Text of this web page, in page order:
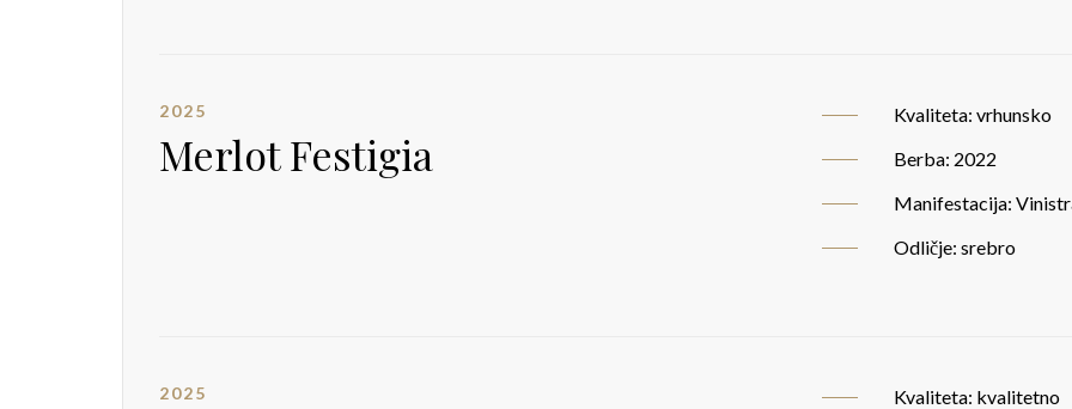
2025
Merlot Festigia
Kvaliteta: vrhunsko
Berba: 2022
Manifestacija:
Odličje: srebro
2025 Kvaliteta: kvalitetno